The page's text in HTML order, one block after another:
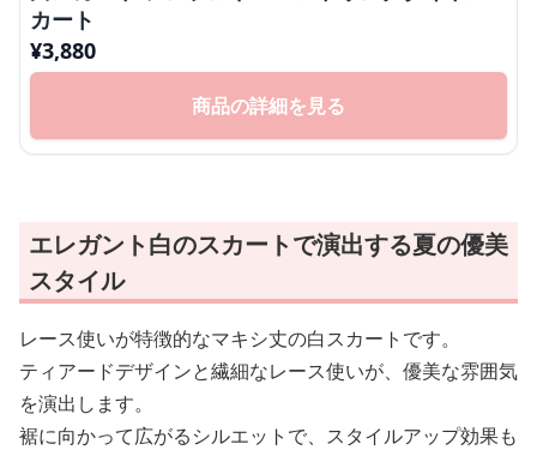
カート
¥3,880
商品の詳細を見る
エレガント白のスカートで演出する夏の優美
スタイル
レース使いが特徴的なマキシ丈の白スカートです。
ティアードデザインと繊細なレース使いが、優美な雰囲気
を演出します。
裾に向かって広がるシルエットで、スタイルアップ効果も